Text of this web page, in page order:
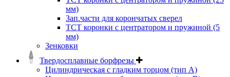
мм)
Зап.части для корончатых сверел
ТСТ коронки с центратором и пружиной (5
мм)
Зенковки
Твердосплавные борфрезы
Цилиндрическая с гладким торцом (тип А)